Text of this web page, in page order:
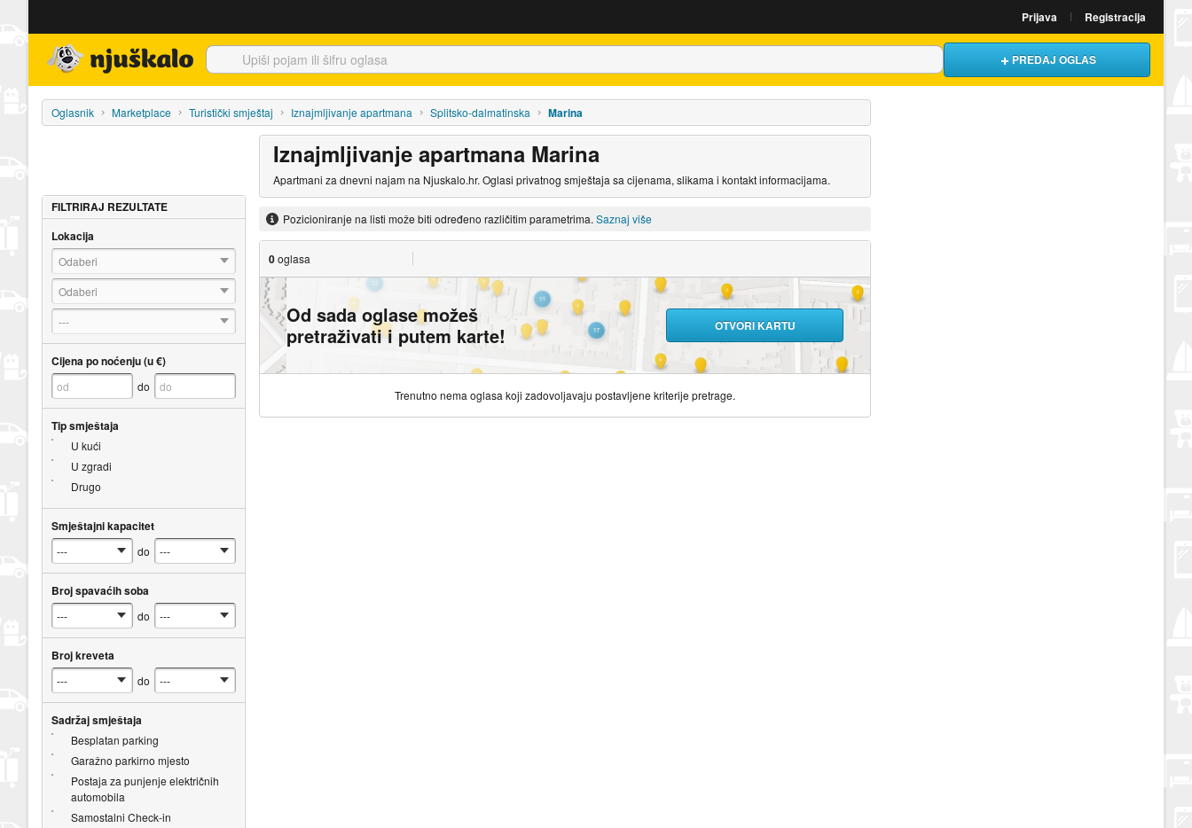
Prijava Registracija
PREDAJ OGLAS
Oglasnik Marketplace Turistički smještaj Iznajmljivanje apartmana Splitsko-dalmatinska Marina
Iznajmljivanje apartmana Marina
Apartmani za dnevni najam na Njuskalo.hr. Oglasi privatnog smještaja sa cijenama, slikama i kontakt informacijama.
Pozicioniranje na listi može biti određeno različitim parametrima. Saznaj više
0oglasa
Od sada oglase možeš
pretraživati i putem karte!
OTVORI KARTU
Trenutno nema oglasa koji zadovoljavaju postavljene kriterije pretrage.
FILTRIRAJ REZULTATE
Lokacija
Odaberi
Odaberi
---
Cijena po noćenju (u €)
do
Tip smještaja
U kući
U zgradi
Drugo
Smještajni kapacitet
do
Broj spavaćih soba
do
Broj kreveta
do
Sadržaj smještaja
Besplatan parking
Garažno parkirno mjesto
Postaja za punjenje električnih
automobila
Samostalni Check-in